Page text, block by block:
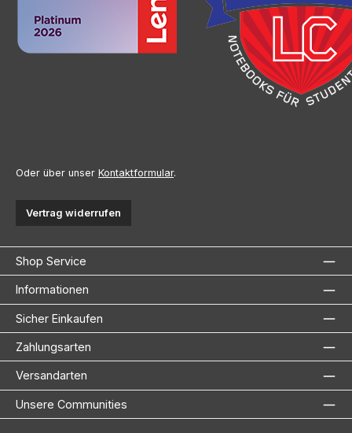
Oder über unser Kontaktformular.
Vertrag widerrufen
Shop Service
Informationen
Sicher Einkaufen
Zahlungsarten
Versandarten
Unsere Communities